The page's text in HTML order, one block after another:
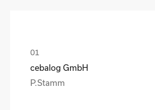
cebalog GmbH
P.Stamm